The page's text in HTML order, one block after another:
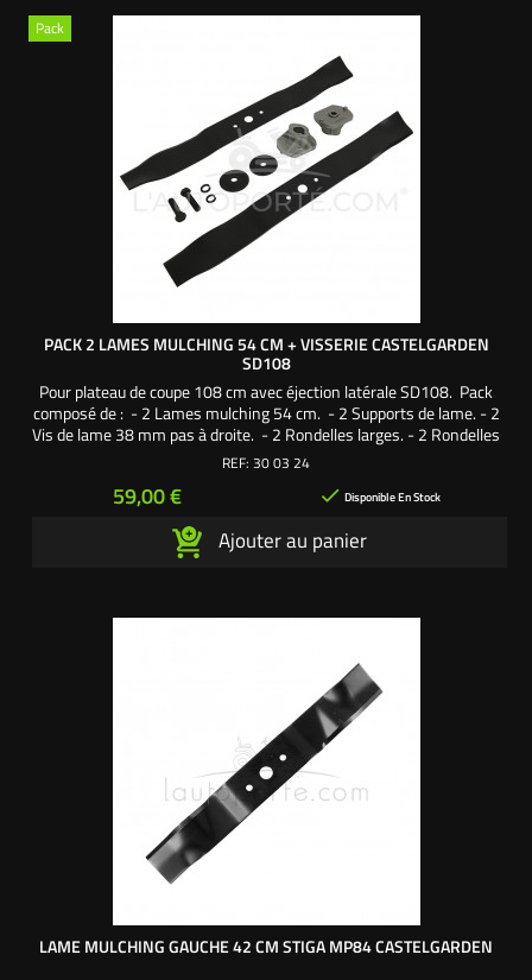
Pack
PACK 2 LAMES MULCHING 54 CM + VISSERIE CASTELGARDEN
SD108
Pour plateau de coupe 108 cm avec éjection latérale SD108. Pack
composé de : - 2 Lames mulching 54 cm. - 2 Supports de lame. - 2
Vis de lame 38 mm pas à droite. - 2 Rondelles larges. - 2 Rondelles
frein. Une création exclusive L'autoporté.com ®
REF: 30 03 24
Prix
59,00 €  Disponible En Stock
Ajouter au panier
LAME MULCHING GAUCHE 42 CM STIGA MP84 CASTELGARDEN